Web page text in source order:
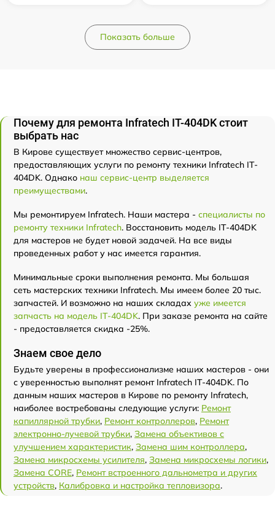
Показать больше
Почему для ремонта Infratech IT-404DK стоит
выбрать нас
В Кирове существует множество сервис-центров,
предоставляющих услуги по ремонту техники Infratech IT-
404DK. Однако наш сервис-центр выделяется
преимуществами.
Мы ремонтируем Infratech. Наши мастера - специалисты по
ремонту техники Infratech. Восстановить модель IT-404DK
для мастеров не будет новой задачей. На все виды
проведенных работ у нас имеется гарантия.
Минимальные сроки выполнения ремонта. Мы большая
сеть мастерских техники Infratech. Мы имеем более 20 тыс.
запчастей. И возможно на наших складах уже имеется
запчасть на модель IT-404DK. При заказе ремонта на сайте
- предоставляется скидка -25%.
Знаем свое дело
Будьте уверены в профессионализме наших мастеров - они
с уверенностью выполнят ремонт Infratech IT-404DK. По
данным наших мастеров в Кирове по ремонту Infratech,
наиболее востребованы следующие услуги: Ремонт
капиллярной трубки, Ремонт контроллеров, Ремонт
электронно-лучевой трубки, Замена объективов с
улучшением характеристик, Замена шим контроллера,
Замена микросхемы усилителя, Замена микросхемы логики,
Замена CORE, Ремонт встроенного дальнометра и других
устройств, Калибровка и настройка тепловизора.